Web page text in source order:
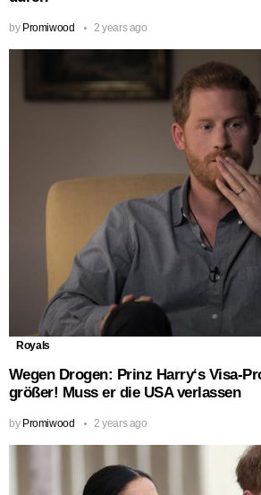
by Promiwood 2 years ago
Royals
Wegen Drogen: Prinz Harry‘s Visa-
größer! Muss er die USA verlassen
by Promiwood 2 years ago